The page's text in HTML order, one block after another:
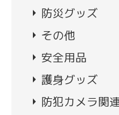
arrow_right 防災グッズ
arrow_right その他
arrow_right 安全用品
arrow_right 護身グッズ
arrow_right 防犯カメラ関